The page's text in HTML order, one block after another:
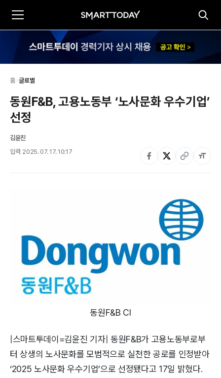
홈>글로벌
동원F&B, 고용노동부 ‘노사문화 우수기업’
선정
김윤진
입력 2025. 07. 17. 10:17
동원F&B CI
|스마트투데이=김윤진 기자| 동원F&B가 고용노동부로부
터 상생의 노사문화를 모범적으로 실천한 공로를 인정받아
‘2025 노사문화 우수기업’으로 선정됐다고 17일 밝혔다.